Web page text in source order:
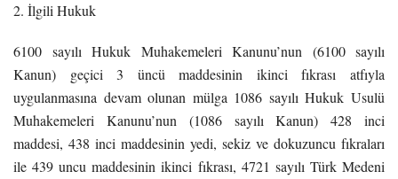
2. İlgili Hukuk
6100 sayılı Hukuk Muhakemeleri Kanunu’nun (6100 sayılı
Kanun) geçici 3 üncü maddesinin ikinci fıkrası atfıyla
uygulanmasına devam olunan mülga 1086 sayılı Hukuk Usulü
Muhakemeleri Kanunu’nun (1086 sayılı Kanun) 428 inci
maddesi, 438 inci maddesinin yedi, sekiz ve dokuzuncu fıkraları
ile 439 uncu maddesinin ikinci fıkrası, 4721 sayılı Türk Medeni